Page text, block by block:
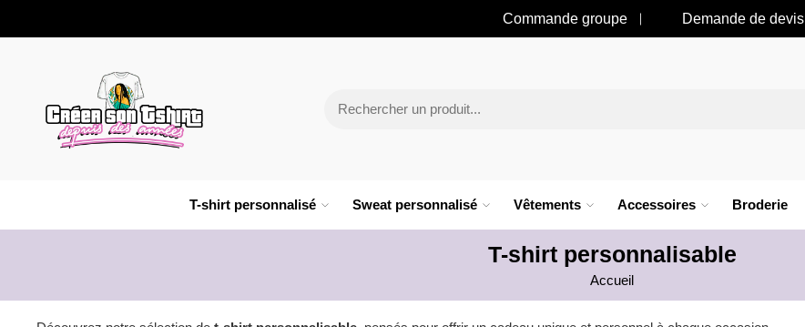
Commande groupe Demande de devis
T-shirt personnalisé Sweat personnalisé Vêtements Accessoires Broderie
T-shirt personnalisable
Accueil